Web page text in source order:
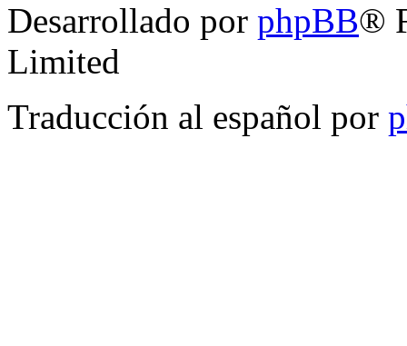
Desarrollado por phpBB®
Limited
Traducción al español por